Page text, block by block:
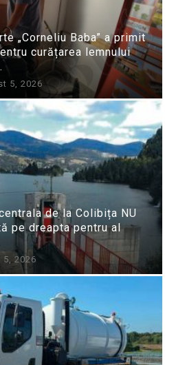
„Corneliu Baba” a primit
curățarea lemnului
5, 2026
de la Colibița NU
pe dreapta pentru al
5, 2026